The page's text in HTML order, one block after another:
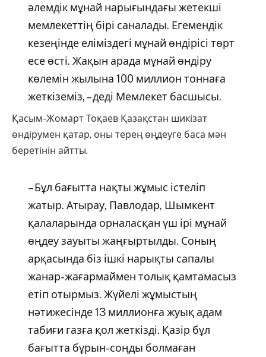
әлемдік мұнай нарығындағы жетекші
мемлекеттің бірі саналады. Егемендік
кезеңінде еліміздегі мұнай өндірісі төрт
есе өсті. Жақын арада мұнай өндіру
көлемін жылына 100 миллион тоннаға
жеткіземіз, – деді Мемлекет басшысы.
Қасым-Жомарт Тоқаев Қазақстан шикізат
өндірумен қатар, оны терең өңдеуге баса мән
беретінін айтты.
– Бұл бағытта нақты жұмыс істеліп
жатыр. Атырау, Павлодар, Шымкент
қалаларында орналасқан үш ірі мұнай
өңдеу зауыты жаңғыртылды. Соның
арқасында біз ішкі нарықты сапалы
жанар-жағармаймен толық қамтамасыз
етіп отырмыз. Жүйелі жұмыстың
нәтижесінде 13 миллионға жуық адам
табиғи газға қол жеткізді. Қазір бұл
бағытта бұрын-соңды болмаған